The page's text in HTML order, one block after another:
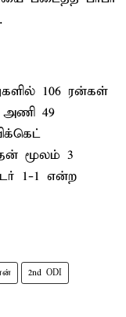
106 ரன்கள்
அணி 49
மூலம் 3
1-1 என்ற
2nd ODI